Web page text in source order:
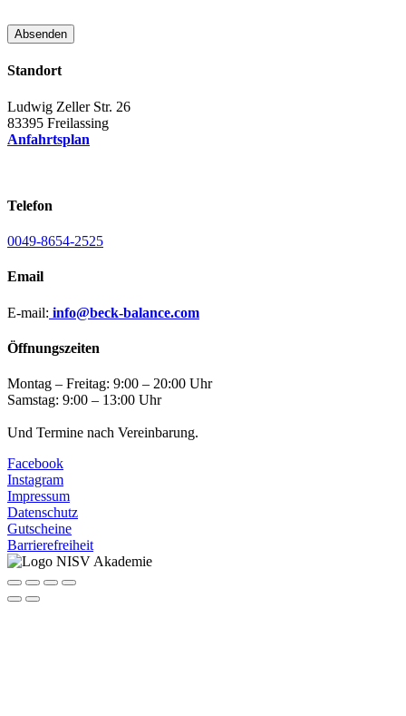
Standort
Ludwig Zeller Str. 26
83395 Freilassing
Anfahrtsplan
Telefon
0049-8654-2525
Email
E-mail: info@beck-balance.com
Öffnungszeiten
Montag – Freitag: 9:00 – 20:00 Uhr
Samstag: 9:00 – 13:00 Uhr
Und Termine nach Vereinbarung.
Facebook
Instagram
Impressum
Datenschutz
Gutscheine
Barrierefreiheit